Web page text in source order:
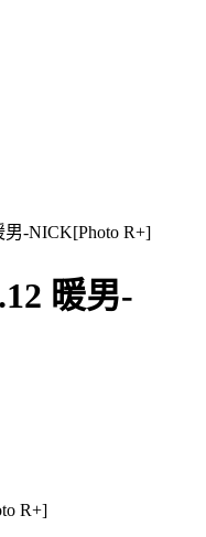
-NICK[Photo R+]
暖男-
R+]